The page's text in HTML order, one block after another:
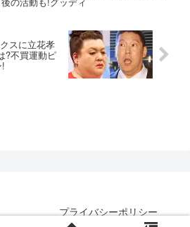
スに立花孝
?不買運動ピ
プライバシーポリシー